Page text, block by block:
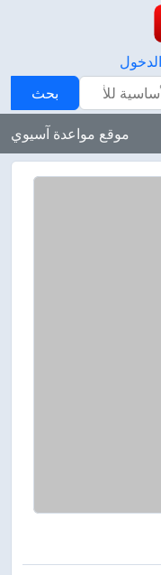
بحث
موقع مواعدة آسيوي